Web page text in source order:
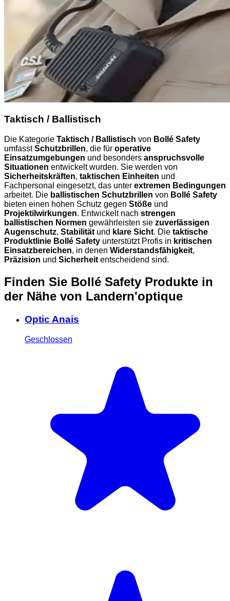
Taktisch / Ballistisch
Die Kategorie Taktisch / Ballistisch von Bollé Safety
umfasstSchutzbrillen, die für operative
Einsatzumgebungen und besonders anspruchsvolle
Situationen entwickelt wurden. Sie werden von
Sicherheitskräften, taktischen Einheiten und
Fachpersonal eingesetzt, das unter extremen Bedingungen
arbeitet. Die ballistischen Schutzbrillen von Bollé Safety
bieten einen hohen Schutz gegen Stöße und
Projektilwirkungen. Entwickelt nach strengen
ballistischen Normen gewährleisten sie zuverlässigen
Augenschutz, Stabilität und klare Sicht. Die taktische
Produktlinie Bollé Safety unterstützt Profis in kritischen
Einsatzbereichen, in denen Widerstandsfähigkeit,
Präzision und Sicherheit entscheidend sind.
Finden Sie Bollé Safety Produkte in
der Nähe von Landern'optique
Optic Anais
Geschlossen